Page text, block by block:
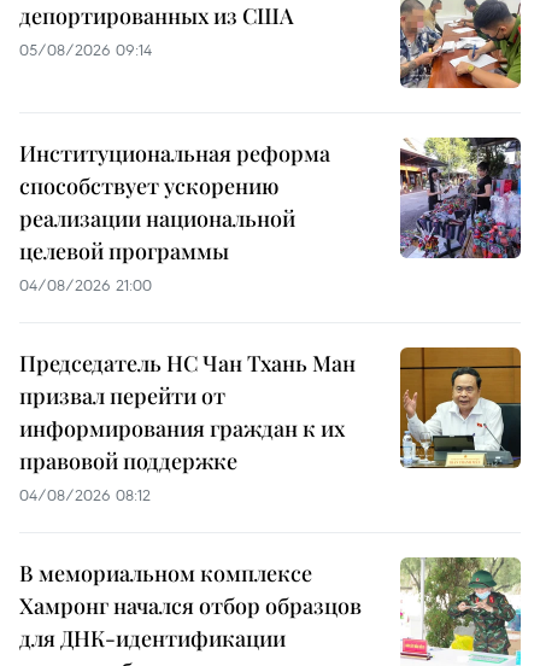
депортированных из США
05/08/2026 09:14
Институциональная реформа
способствует ускорению
реализации национальной
целевой программы
04/08/2026 21:00
Председатель НС Чан Тхань Ман
призвал перейти от
информирования граждан к их
правовой поддержке
04/08/2026 08:12
В мемориальном комплексе
Хамронг начался отбор образцов
для ДНК-идентификации